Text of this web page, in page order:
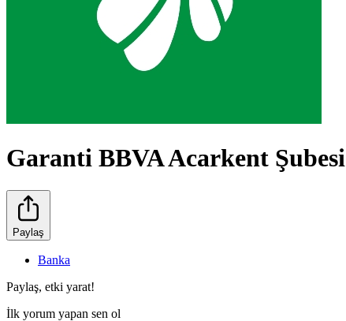
Garanti BBVA Acarkent Şubesi
Paylaş
Banka
Paylaş, etki yarat!
İlk yorum yapan sen ol